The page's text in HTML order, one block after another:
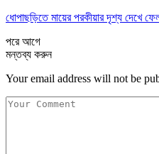
ধোপাছড়িতে মায়ের পরকীয়ার দৃশ্য দেখে
পরেআগে
মন্তব্য করুন
Your email address will not be